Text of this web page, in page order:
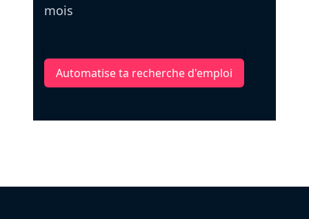
mois
Automatise ta recherche d'emploi